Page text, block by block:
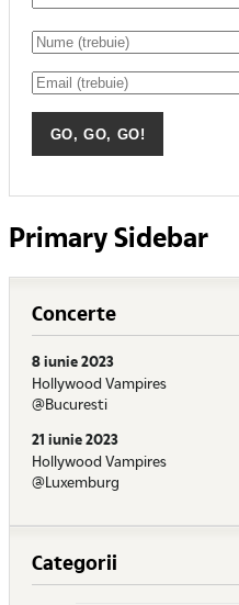
Primary Sidebar
Concerte
8 iunie 2023
Hollywood Vampires
@Bucuresti
21 iunie 2023
Hollywood Vampires
@Luxemburg
Categorii